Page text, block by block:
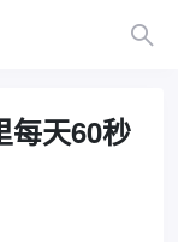
每天60秒